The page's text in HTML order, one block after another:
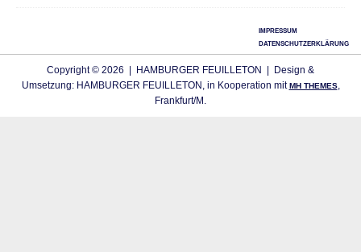
IMPRESSUM
DATENSCHUTZERKLÄRUNG
Copyright © 2026 | HAMBURGER FEUILLETON | Design &
Umsetzung: HAMBURGER FEUILLETON, in Kooperation mitMH THEMES,
Frankfurt/M.